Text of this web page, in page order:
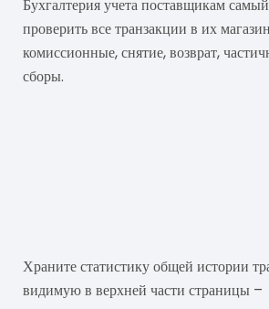
Бухгалтерия учета поставщикам
проверить все транзакции в их
комиссионные, снятие, возврат,
сборы.
Храните статистику общей истории
видимую в верхней части страницы –